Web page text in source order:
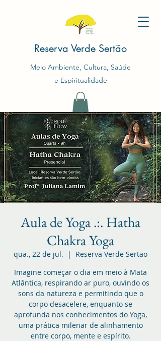
Reserva Verde Sertão
Meio Ambiente, Cultura, Saúde
e Espiritualidade
Aula de Yoga .:. Hatha
Chakra Yoga
qua., 22 de jul.
  |
Reserva Verde Sertão
Imagine começar o dia em meio à Mata
Atlântica, respirando ar puro, ouvindo os
sons da natureza e permitindo que o
corpo desacelere, enquanto se
aprofunda nos conhecimentos do Yoga,
uma prática milenar de alinhamento
entre corpo, mente e espírito.